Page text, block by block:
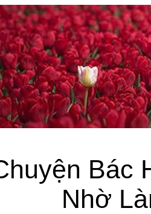
Bác
Nhờ